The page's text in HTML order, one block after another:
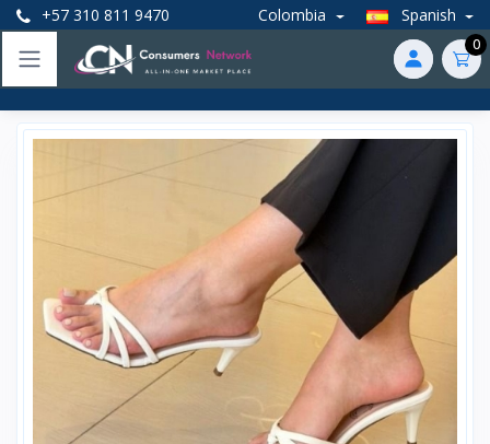
+57 310 811 9470 Colombia Spanish
0